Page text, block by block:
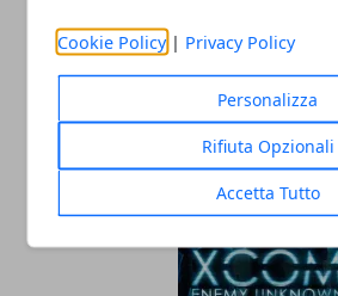
Cookie Policy | Privacy Policy
Personalizza
Rifiuta Opzionali
Accetta Tutto
Battleborn